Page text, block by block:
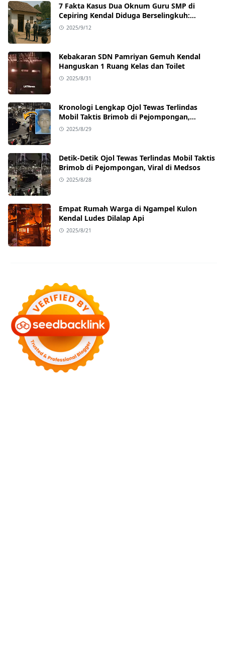
7 Fakta Kasus Dua Oknum Guru SMP di
Cepiring Kendal Diduga Berselingkuh:
Kronologi, Pengakuan, hingga Sanksi
2025/9/12
Kebakaran SDN Pamriyan Gemuh Kendal
Hanguskan 1 Ruang Kelas dan Toilet
2025/8/31
Kronologi Lengkap Ojol Tewas Terlindas
Mobil Taktis Brimob di Pejompongan,
Ternyata Sedang Antar Orderan
2025/8/29
Detik-Detik Ojol Tewas Terlindas Mobil Taktis
Brimob di Pejompongan, Viral di Medsos
2025/8/28
Empat Rumah Warga di Ngampel Kulon
Kendal Ludes Dilalap Api
2025/8/21